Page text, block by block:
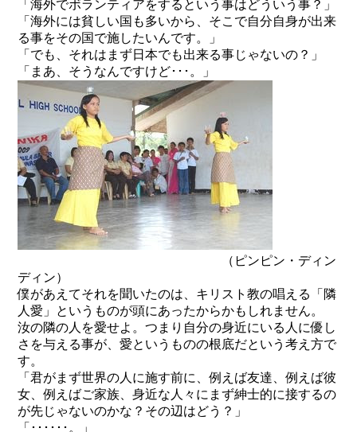
「海外でボランティアをするという事はどういう事？」
「海外には貧しい国も多いから、そこで自分自身が出来
る事をその国で施したいんです。」
「でも、それはまず日本でも出来る事じゃないの？」
「まあ、そうなんですけど･･･。」
（ピンピン・ディン
ディン）
僕があえてそれを聞いたのは、キリスト教の唱える「隣
人愛」というものが頭にあったからかもしれません。
汝の隣の人を愛せよ。つまり自分の身近にいる人に優し
さを与える事が、愛というものの根底だという考え方で
す。
「君がまず世界の人に施す前に、例えば友達、例えば彼
女、例えばご家族、身近な人々にまず紳士的に接するの
が先じゃないのかな？その辺はどう？」
「･･････。」